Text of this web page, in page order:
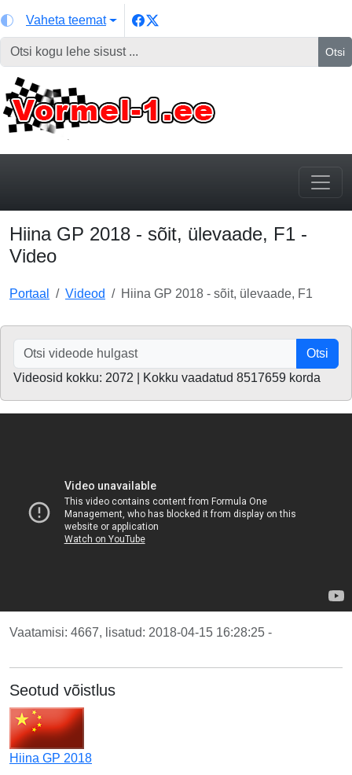
Vaheta teemat
Otsi
Hiina GP 2018 - sõit, ülevaade, F1 -
Video
Portaal Videod Hiina GP 2018 - sõit, ülevaade, F1
Otsi
Videosid kokku: 2072 | Kokku vaadatud 8517659 korda
Vaatamisi: 4667, lisatud: 2018-04-15 16:28:25 -
Seotud võistlus
Hiina GP 2018